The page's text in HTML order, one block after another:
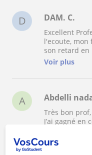
D DAM. C.
Excellent
l'ecoute, mon
son retard
obtenu de
recommande
Voir plus
A Abdelli
Très bon
J’ai gagné